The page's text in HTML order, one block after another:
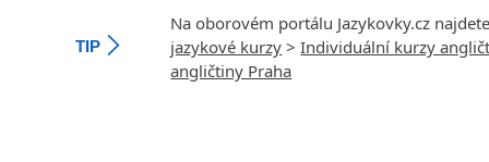
TIP
Na oborovém portálu Jazykovky.cz
jazykové kurzy >Individuální kurzy
angličtiny Praha